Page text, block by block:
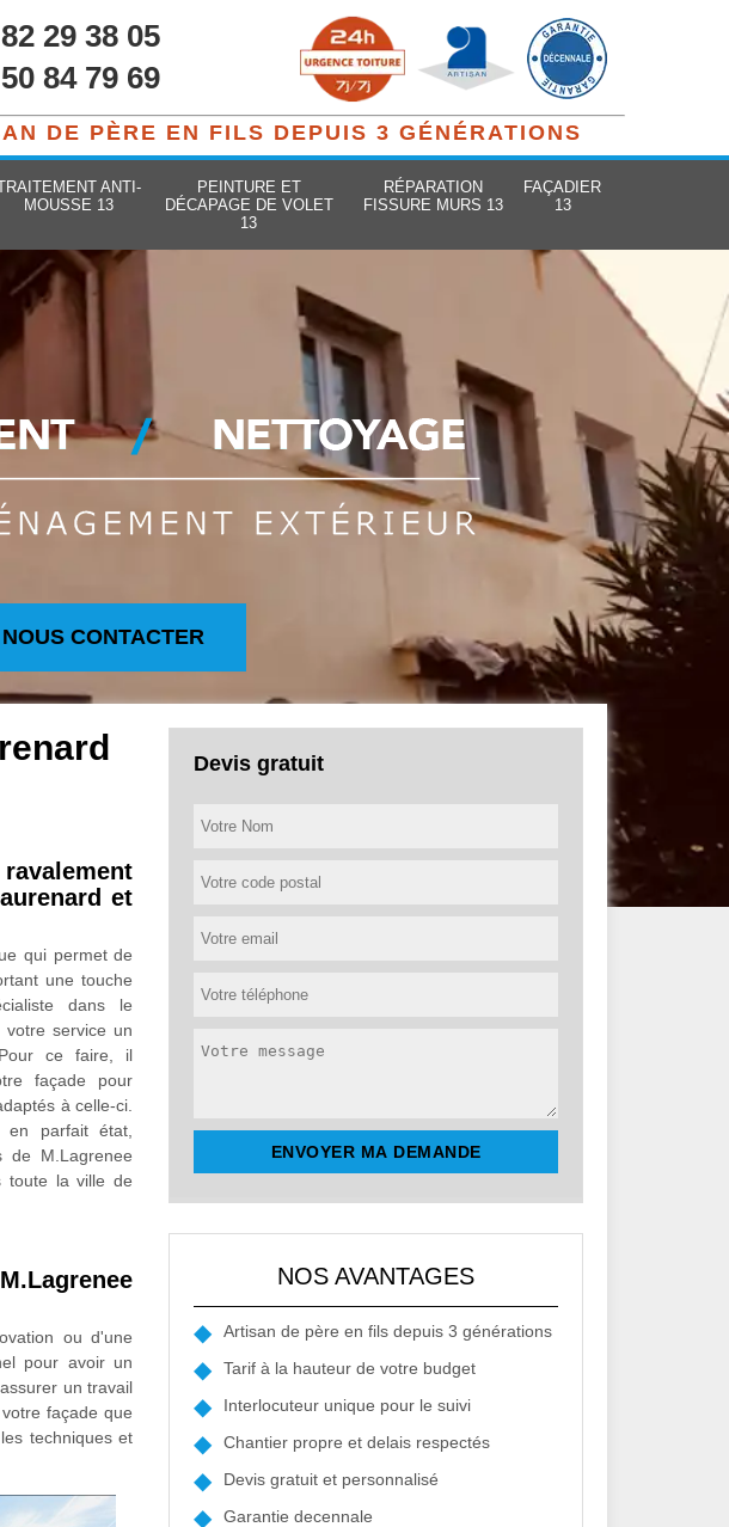
29 38 05
84 79 69
DE PÈRE EN FILS DEPUIS 3 GÉNÉRATIONS
ANTI-
MOUSSE 13
PEINTURE ET
DÉCAPAGE DE VOLET
13
RÉPARATION
FISSURE MURS 13
FAÇADIER
13
NOUS CONTACTER
et
qui permet de
une touche
dans le
service un
ce faire, il
façade pour
à celle-ci.
parfait état,
de M.Lagrenee
toute la ville de
ou d'une
pour avoir un
un travail
façade que
techniques et
Devis gratuit
NOS AVANTAGES
Artisan de père en fils depuis 3 générations
Tarif à la hauteur de votre budget
Interlocuteur unique pour le suivi
Chantier propre et delais respectés
Devis gratuit et personnalisé
Garantie decennale